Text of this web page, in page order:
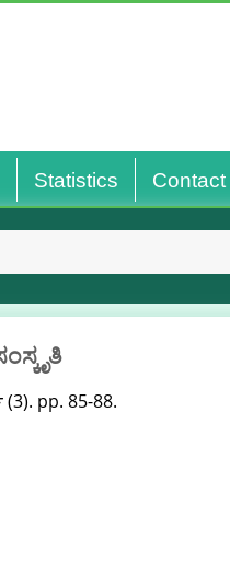
Statistics Contact
pp. 85-88.